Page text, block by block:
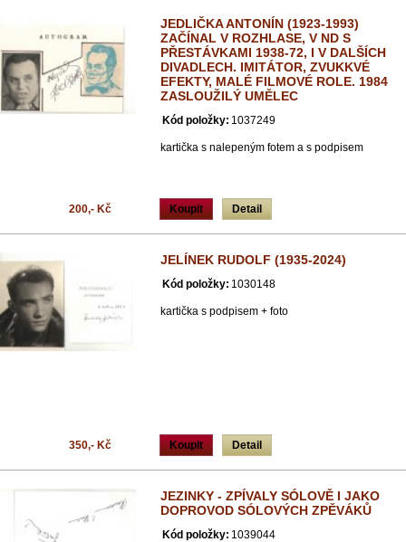
JEDLIČKA ANTONÍN (1923-1993)
ZAČÍNAL V ROZHLASE, V ND S
PŘESTÁVKAMI 1938-72, I V DALŠÍCH
DIVADLECH. IMITÁTOR, ZVUKKVÉ
EFEKTY, MALÉ FILMOVÉ ROLE. 1984
ZASLOUŽILÝ UMĚLEC
Kód položky: 1037249
kartička s nalepeným fotem a s podpisem
Koupit Detail
200,- Kč
JELÍNEK RUDOLF (1935-2024)
Kód položky: 1030148
kartička s podpisem + foto
Koupit Detail
350,- Kč
JEZINKY - ZPÍVALY SÓLOVĚ I JAKO
DOPROVOD SÓLOVÝCH ZPĚVÁKŮ
Kód položky: 1039044